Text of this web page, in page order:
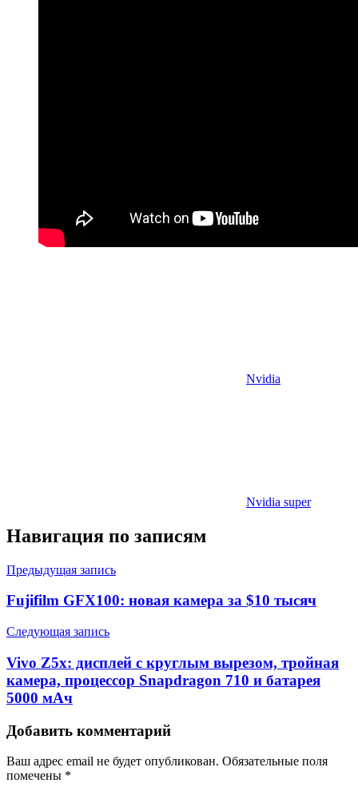
Nvidia
Nvidia super
Навигация по записям
Предыдущая запись
Fujifilm GFX100: новая камера за $10 тысяч
Следующая запись
Vivo Z5x: дисплей с круглым вырезом, тройная
камера, процессор Snapdragon 710 и батарея
5000 мАч
Добавить комментарий
Ваш адрес email не будет опубликован. Обязательные поля
помечены *